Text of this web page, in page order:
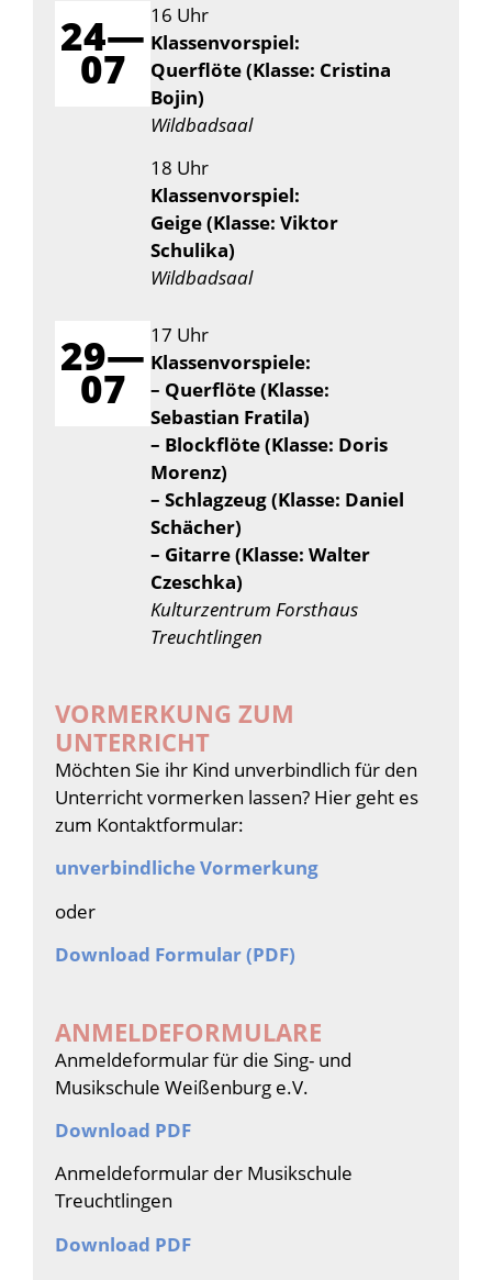
24—
07
16 Uhr
Klassenvorspiel:
Querflöte (Klasse: Cristina
Bojin)
Wildbadsaal
18 Uhr
Klassenvorspiel:
Geige (Klasse: Viktor
Schulika)
Wildbadsaal
29—
07
17 Uhr
Klassenvorspiele:
– Querflöte (Klasse:
Sebastian Fratila)
– Blockflöte (Klasse: Doris
Morenz)
– Schlagzeug (Klasse: Daniel
Schächer)
– Gitarre (Klasse: Walter
Czeschka)
Kulturzentrum Forsthaus
Treuchtlingen
VORMERKUNG ZUM
UNTERRICHT
Möchten Sie ihr Kind unverbindlich für den
Unterricht vormerken lassen? Hier geht es
zum Kontaktformular:
unverbindliche Vormerkung
oder
Download Formular (PDF)
ANMELDEFORMULARE
Anmeldeformular für die Sing- und
Musikschule Weißenburg e.V.
Download PDF
Anmeldeformular der Musikschule
Treuchtlingen
Download PDF